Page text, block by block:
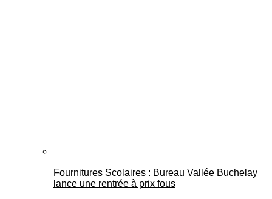
Fournitures Scolaires : Bureau Vallée Buchelay
lance une rentrée à prix fous